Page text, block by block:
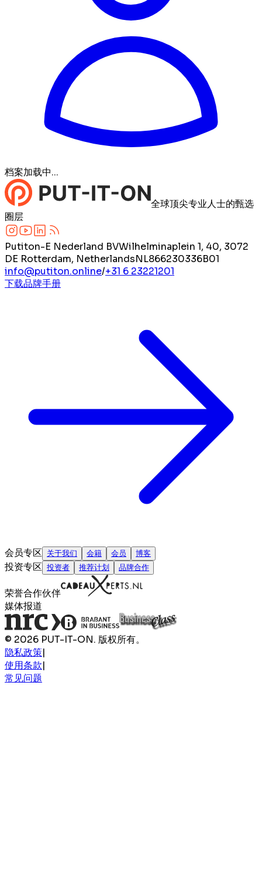
档案加载中...
全球顶尖专业人士的甄选
圈层
Putiton-E Nederland BVWilhelminaplein 1, 40, 3072
DE Rotterdam, NetherlandsNL866230336B01
info@putiton.online/+31 6 23221201
下载品牌手册
会员专区 关于我们 会籍 会员 博客
投资专区 投资者 推荐计划 品牌合作
荣誉合作伙伴
媒体报道
© 2026 PUT-IT-ON. 版权所有。
隐私政策|
使用条款|
常见问题